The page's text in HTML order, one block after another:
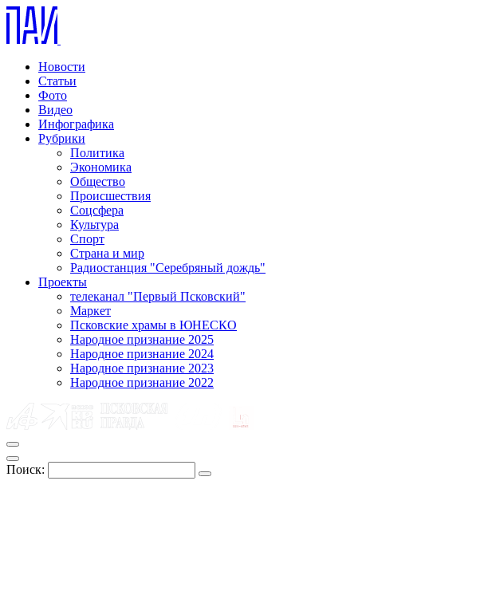
Новости
Статьи
Фото
Видео
Инфографика
Рубрики
Политика
Экономика
Общество
Происшествия
Соцсфера
Культура
Спорт
Страна и мир
Радиостанция "Серебряный дождь"
Проекты
телеканал "Первый Псковский"
Маркет
Псковские храмы в ЮНЕСКО
Народное признание 2025
Народное признание 2024
Народное признание 2023
Народное признание 2022
Поиск: